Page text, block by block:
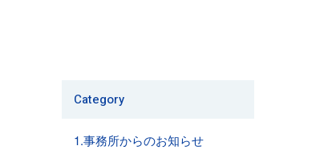
Category
1.事務所からのお知らせ